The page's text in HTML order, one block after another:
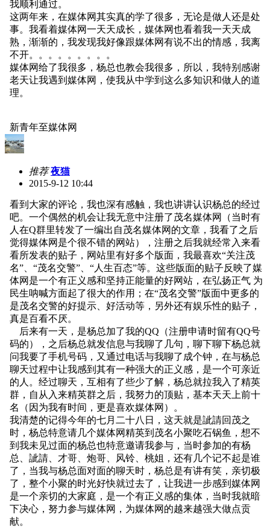
我顺利通过。
这两年来，在媒体网其实真的学了很多，无论是做人还是处
事。我看着媒体网一天天成长，媒体网也看着我一天天成
熟，渐渐的，我发现我好像跟媒体网有说不出的情感，我离
不开。。。。。。。。。
媒体网给了我很多，杨总也教会我很多，所以，我特别感谢
老天让我遇到媒体网，使我从中学到这么多知识和做人的道
理。
新青年至媒体网
推荐夜猫
2015-9-12 10:44
看到大家的评论，我也深有感触，我也讲讲认识杨总的经过
吧。一个偶然的机会让我无意中注册了茂名媒体网（当时有
人在Q群里转发了一编出自茂名媒体网的文章，我看了之后
觉得媒体网是个很不错的网站），注册之后我就经常入来看
看所发表的贴子，网站里有好多个版面，我最喜欢“关注茂
名”、“茂名交警”、“人生百态”等。这些版面的贴子反映了媒
体网是一个有正义感和坚持正能量的好网站，在弘扬正气 为
民生呐喊方面起了很大的作用；在“茂名交警”版面中更多的
是茂名交警的好提示、好活动等，另外还有娱乐性的贴子，
真是百看不厌。
后来有一天，是杨总加了我的QQ（注册申请时留有QQ号
码的），之后杨总就发信息与我聊了几句，聊下聊下杨总就
问我要了手机号码，又通过电话与我聊了成个钟，在与杨总
聊天过程中让我感到其有一种强大的正义感，是一个可亲近
的人。经过聊天，互相有了些少了解，杨总就拉我入了精英
群，自从入来精英群之后，我努力的顶贴，基本天天上前十
名（因为我有时间，更是喜欢媒体网）。
我清楚的记得今年的七月二十八日，这天就是訿請回茂之
时，杨总特意请几个媒体网精英到茂名小聚吃石锅鱼，想不
到我未见过面的杨总也特意邀请我参与，当时参加的有杨
总、訿請、才哥、炮哥、风铃、桃姐，还有几个记不起是谁
了，当我与杨总面对面的聊天时，杨总是有讲有笑，亲切极
了，整个小聚的时光好快就过去了，让我进一步感到媒体网
是一个亲切的大家庭，是一个有正义感的集体，当时我就暗
下决心，努力参与媒体网，为媒体网的越来越强大做点贡
献。